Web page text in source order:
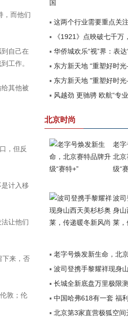
▪ 这两个行业需要重点关
建版即将上市
▪
《1921》点映破七千
▪ 华侨城欢乐“视”界：表
见”美好中国
▪ 东方新天地 “重塑好时
圆满落幕
▪ 东方新天地 "重塑好时
第四期已盛大开幕
▪ 风越劲 更驰骋 欧航“专
北京时尚
老字
北京
级“
波司
身山
莱，
▪ 老字号焕发新生命，北
+”
▪ 波司登携手黎耀祥现身
传递暖冬新风尚
▪ 长城全新底盘万里极限
途淬炼极致性能
▪ 中国哈弗618有一套 福
▪ 北京第3家直营极狐空
，而他们
自己在
工作。
其他被
，但反
计入移
让他们
来，否
敦；伦